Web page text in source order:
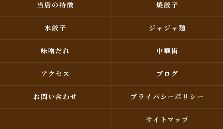
当店の特徴 焼餃子
水餃子 ジャジャ麺
味噌だれ 中華街
アクセス ブログ
お問い合わせ プライバシーポリシー
サイトマップ